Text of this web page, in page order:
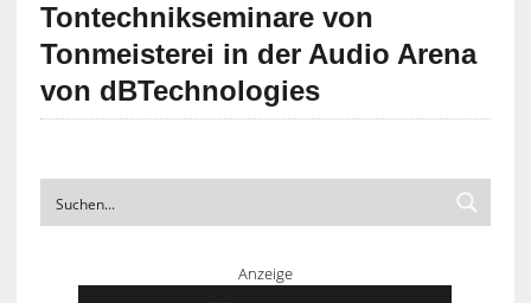
Tontechnikseminare von
Tonmeisterei in der Audio Arena
von dBTechnologies
Anzeige